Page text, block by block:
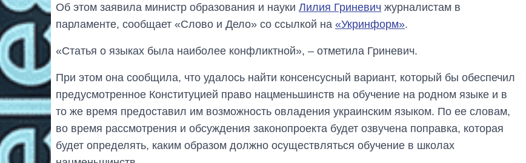
Об этом заявила министр образования и науки Лилия Гриневич журналистам в
парламенте, сообщает «Слово и Дело» со ссылкой на «Укринформ».
«Статья о языках была наиболее конфликтной», – отметила Гриневич.
При этом она сообщила, что удалось найти консенсусный вариант, который бы обеспечил
предусмотренное Конституцией право нацменьшинств на обучение на родном языке и в
то же время предоставил им возможность овладения украинским языком. По ее словам,
во время рассмотрения и обсуждения законопроекта будет озвучена поправка, которая
будет определять, каким образом должно осуществляться обучение в школах